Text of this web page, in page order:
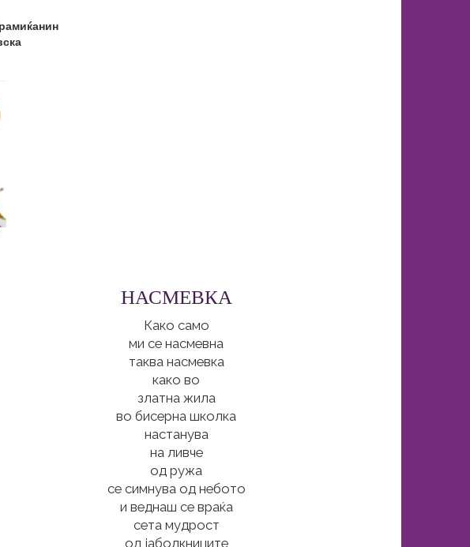
НАСМЕВКА
Како само
ми се насмевна
таква насмевка
како во
златна жила
во бисерна школка
настанува
на ливче
од ружа
се симнува од небото
и веднаш се враќа
сета мудрост
од јаболкниците